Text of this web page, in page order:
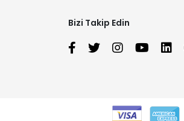
Bizi Takip Edin